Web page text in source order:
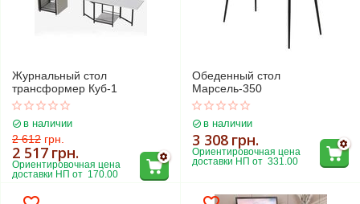
Журнальный стол
трансформер Куб-1
в наличии
2 612 грн.
2 517 грн.
Ориентировочная цена
доставки НП от  170.00
Обеденный стол
Марсель-350
в наличии
3 308 грн.
Ориентировочная цена
доставки НП от  331.00